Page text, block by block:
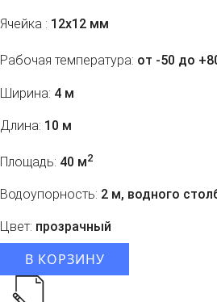
Ячейка : 12х12 мм
Рабочая температура: от -50 до
Ширина: 4 м
Длина: 10 м
Площадь: 40 м2
Водоупорность: 2 м, водного
Цвет: прозрачный
В КОРЗИНУ